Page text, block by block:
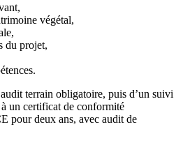
végétal,
du projet,
terrain obligatoire, puis d’un suivi
un certificat de conformité
pour deux ans, avec audit de